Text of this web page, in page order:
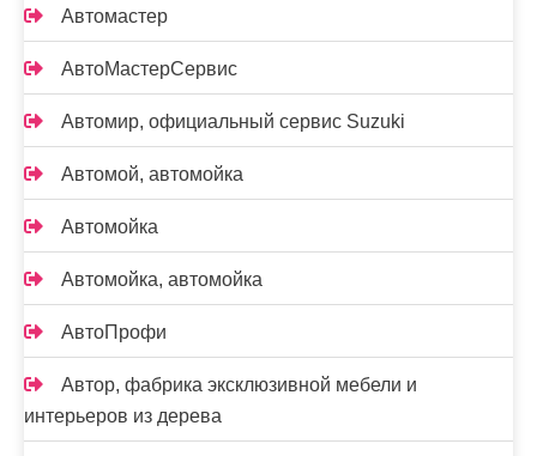
Автомастер
АвтоМастерСервис
Автомир, официальный сервис Suzuki
Автомой, автомойка
Автомойка
Автомойка, автомойка
АвтоПрофи
Автор, фабрика эксклюзивной мебели и
интерьеров из дерева